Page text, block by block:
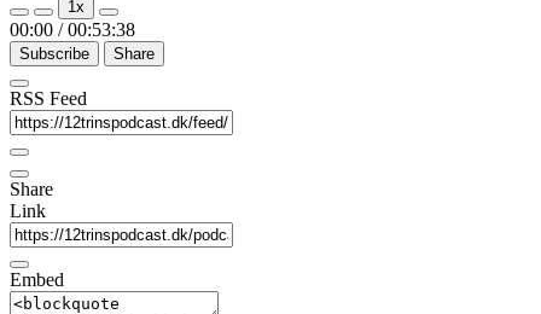
Episode
Episode
1x
00:00 / 00:53:38
Subscribe Share
RSS Feed
Share
Link
Embed